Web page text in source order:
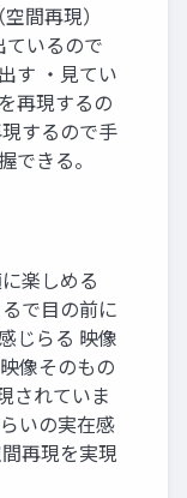
間再現）
ているので
す ・見てい
再現するの
するので手
できる。
楽しめる
で目の前に
じらる 映像
像そのもの
されていま
いの実在感
再現を実現